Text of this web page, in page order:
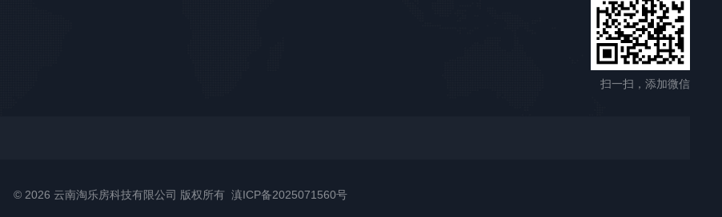
扫一扫，添加微信
© 2026 云南淘乐房科技有限公司 版权所有滇ICP备2025071560号